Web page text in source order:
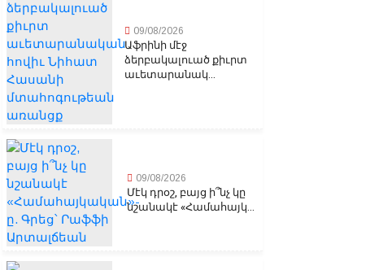
09/08/2026
Աֆրինի մէջ
ձերբակալուած քիւրտ
աւետարանակ...
09/08/2026
Մէկ դրօշ, բայց ի՞նչ կը
նշանակէ «Համահայկ...